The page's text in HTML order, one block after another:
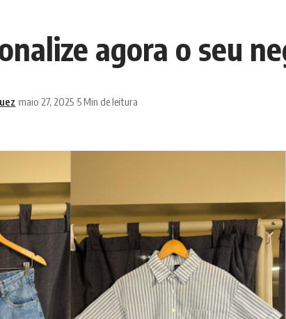
agora o seu
maio 27, 2025 5 Min de leitura